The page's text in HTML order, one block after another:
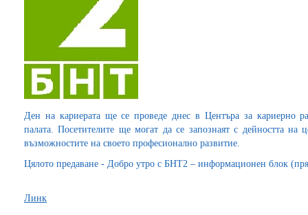
Ден на кариерата ще се проведе днес в Центъра за кариерно
палата. Посетителите ще могат да се запознаят с дейността
възможностите на своето професионално развитие.
Цялото предаване - Добро утро с БНТ2 – информационен блок
Линк